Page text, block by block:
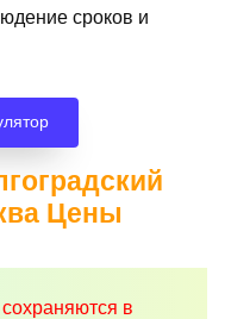
сроков и
Цены
в